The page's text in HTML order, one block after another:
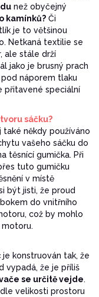
než obyčejný
kamínků? Či
je to většinou
Netkaná textilie se
ale stále drží
jako je brusný prach
náporem tlaku
přitavené speciální
sáčku?
také někdy používáno
vašeho sáčku do
těsnící gumička. Při
tuto gumičku
v místě
být jisti, že proud
do vnitřního
což by mohlo
je konstruován tak, že
vypadá, že je příliš
se určitě vejde.
velikosti prostoru